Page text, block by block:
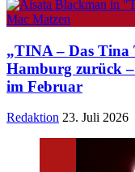
„TINA – Das Tina
Hamburg zurück
im Februar
Redaktion 23. Juli 2026